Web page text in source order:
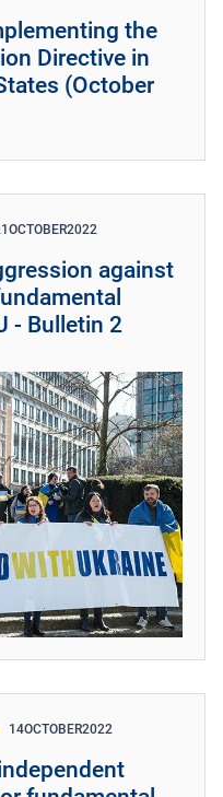
the
Directive in
(October
OCTOBER2022
against
- Bulletin 2
14OCTOBER2022